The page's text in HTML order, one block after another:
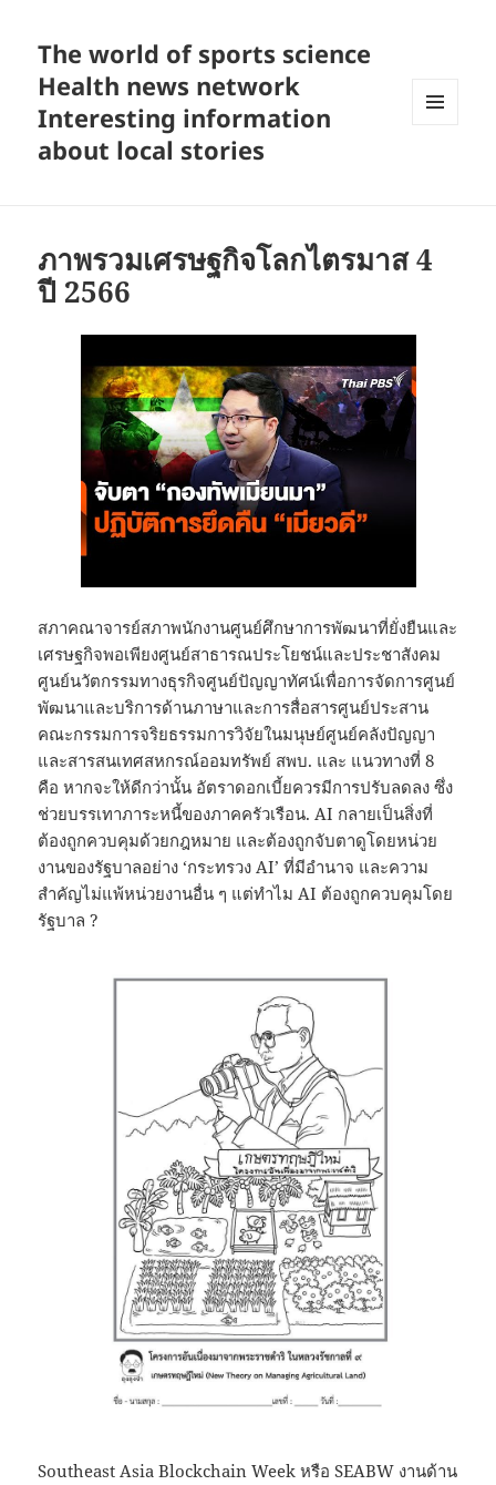
The world of sports science
Health news network
Interesting information
about local stories
ภาพรวมเศรษฐกิจโลกไตรมาส 4
ปี 2566
สภาคณาจารย์สภาพนักงานศูนย์ศึกษาการพัฒนาที่ยั่งยืนและ
เศรษฐกิจพอเพียงศูนย์สาธารณประโยชน์และประชาสังคม
ศูนย์นวัตกรรมทางธุรกิจศูนย์ปัญญาทัศน์เพื่อการจัดการศูนย์
พัฒนาและบริการด้านภาษาและการสื่อสารศูนย์ประสาน
คณะกรรมการจริยธรรมการวิจัยในมนุษย์ศูนย์คลังปัญญา
และสารสนเทศสหกรณ์ออมทรัพย์ สพบ. และ แนวทางที่ 8
คือ หากจะให้ดีกว่านั้น อัตราดอกเบี้ยควรมีการปรับลดลง ซึ่ง
ช่วยบรรเทาภาระหนี้ของภาคครัวเรือน. AI กลายเป็นสิ่งที่
ต้องถูกควบคุมด้วยกฎหมาย และต้องถูกจับตาดูโดยหน่วย
งานของรัฐบาลอย่าง ‘กระทรวง AI’ ที่มีอำนาจ และความ
สำคัญไม่แพ้หน่วยงานอื่น ๆ แต่ทำไม AI ต้องถูกควบคุมโดย
รัฐบาล ?
Southeast Asia Blockchain Week หรือ SEABW งานด้าน